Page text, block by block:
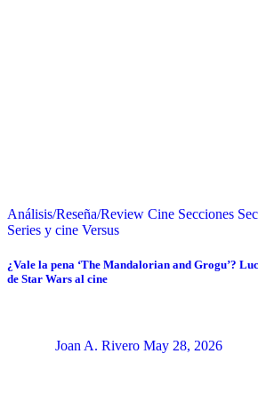
Análisis/Reseña/Review Cine Secciones
Series y cine Versus
¿Vale la pena ‘The Mandalorian and Grogu’?
de Star Wars al cine
Joan A. Rivero May 28, 2026